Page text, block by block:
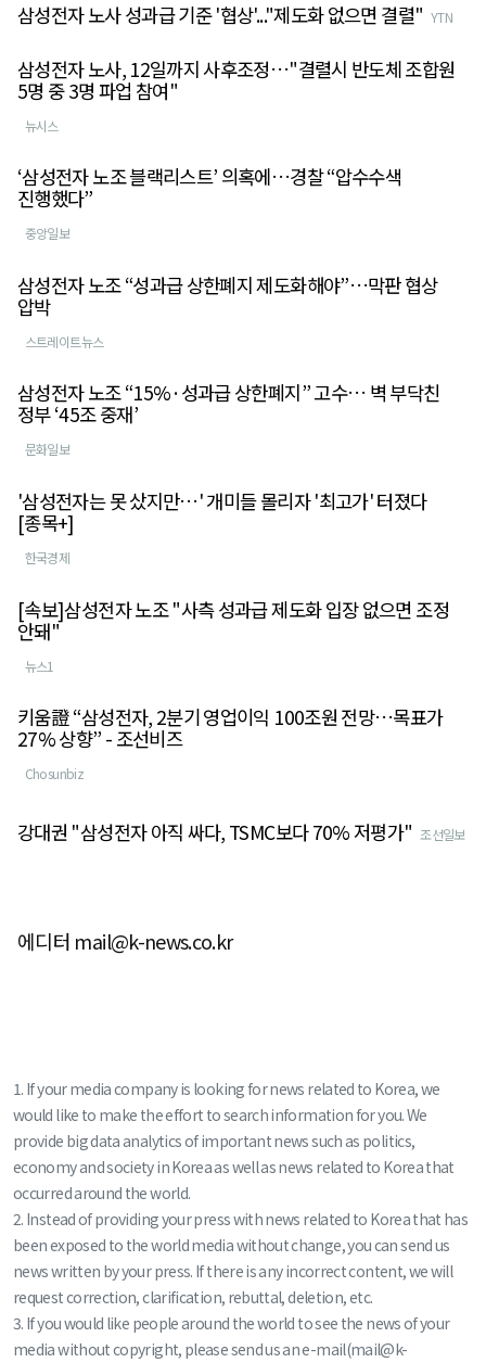
삼성전자 노사 성과급 기준 '협상'..."제도화 없으면 결렬" YTN
삼성전자 노사, 12일까지 사후조정…"결렬시 반도체 조합원
5명 중 3명 파업 참여"
뉴시스
‘삼성전자 노조 블랙리스트’ 의혹에…경찰 “압수수색
진행했다”
중앙일보
삼성전자 노조 “성과급 상한폐지 제도화해야”…막판 협상
압박
스트레이트뉴스
삼성전자 노조 “15%·성과급 상한폐지” 고수… 벽 부닥친
정부 ‘45조 중재’
문화일보
'삼성전자는 못 샀지만…' 개미들 몰리자 '최고가' 터졌다
[종목+]
한국경제
[속보]삼성전자 노조 "사측 성과급 제도화 입장 없으면 조정
안돼"
뉴스1
키움證 “삼성전자, 2분기 영업이익 100조원 전망…목표가
27% 상향” - 조선비즈
Chosunbiz
강대권 "삼성전자 아직 싸다, TSMC보다 70% 저평가" 조선일보
에디터 mail@k-news.co.kr
1. If your media company is looking for news related to Korea, we
would like to make the effort to search information for you. We
provide big data analytics of important news such as politics,
economy and society in Korea as well as news related to Korea that
occurred around the world.
2. Instead of providing your press with news related to Korea that has
been exposed to the world media without change, you can send us
news written by your press. If there is any incorrect content, we will
request correction, clarification, rebuttal, deletion, etc.
3. If you would like people around the world to see the news of your
media without copyright, please send us an e-mail(mail@k-